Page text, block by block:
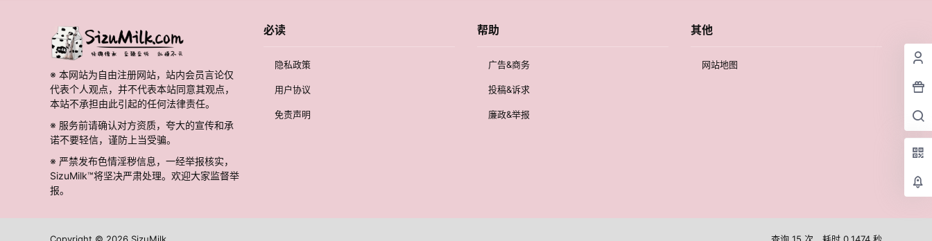
※ 本网站为自由注册网站，站内会员言论仅
代表个人观点，并不代表本站同意其观点，
本站不承担由此引起的任何法律责任。
※ 服务前请确认对方资质，夸大的宣传和承
诺不要轻信，谨防上当受骗。
※ 严禁发布色情淫秽信息，一经举报核实，
SizuMilk™将坚决严肃处理。欢迎大家监督举
报。
必读
隐私政策
用户协议
免责声明
帮助
广告&商务
投稿&诉求
廉政&举报
其他
网站地图